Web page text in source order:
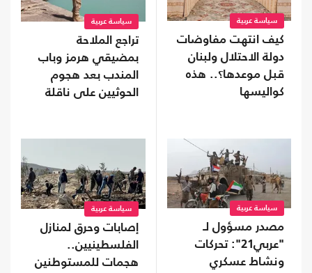
سياسة عربية
كيف انتهت مفاوضات
دولة الاحتلال ولبنان
قبل موعدها؟.. هذه
كواليسها
سياسة عربية
تراجع الملاحة
بمضيقي هرمز وباب
المندب بعد هجوم
الحوثيين على ناقلة
سياسة عربية
مصدر مسؤول لـ
"عربي21": تحركات
ونشاط عسكري
سياسة عربية
إصابات وحرق لمنازل
الفلسطينيين..
هجمات للمستوطنين